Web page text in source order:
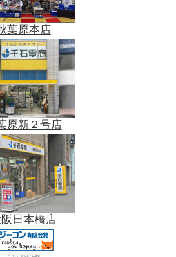
葉原本店
原新２号店
日本橋店
データベースシステム開発